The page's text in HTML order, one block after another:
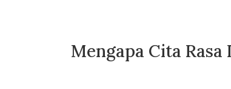
Mengapa Cita